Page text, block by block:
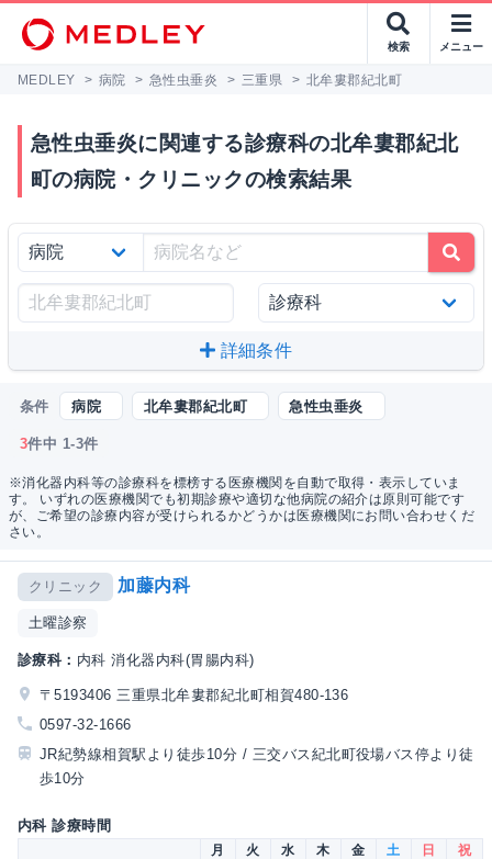
検索 メニュー
MEDLEY > 病院 > 急性虫垂炎 > 三重県 > 北牟婁郡紀北町
急性虫垂炎に関連する診療科の北牟婁郡紀北
町の病院・クリニックの検索結果
詳細条件
条件 病院 北牟婁郡紀北町 急性虫垂炎
3件中 1-3件
※消化器内科等の診療科を標榜する医療機関を自動で取得・表示していま
す。 いずれの医療機関でも初期診療や適切な他病院の紹介は原則可能です
が、ご希望の診療内容が受けられるかどうかは医療機関にお問い合わせくだ
さい。
クリニック 加藤内科
土曜診察
診療科： 内科 消化器内科(胃腸内科)
〒5193406 三重県北牟婁郡紀北町相賀480-136
0597-32-1666
JR紀勢線相賀駅より徒歩10分 / 三交バス紀北町役場バス停より徒
歩10分
内科 診療時間
月 火 水 木 金 土 日
祝